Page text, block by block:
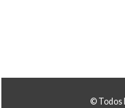
© Todos